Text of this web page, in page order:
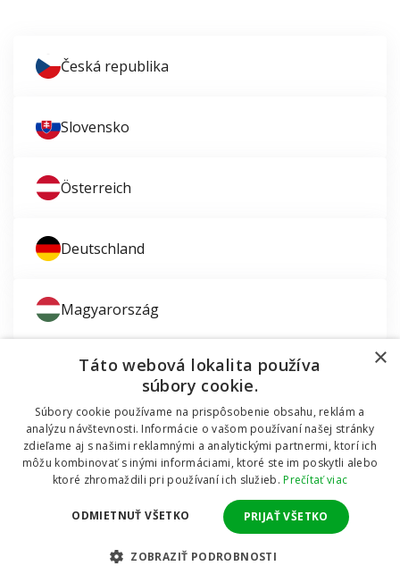
Česká republika
Slovensko
Österreich
Deutschland
Magyarország
© 2011 - 2026 TT HOLDING, a.s. Už 12 rokov vám
pomáhame šetriť peniaze za okná a dvere.Všetky
CMS
Zaujíma vás montáž okien?
Dodávali sme okná do mobilnej chatky
×
Táto webová lokalita používa
súbory cookie.
Súbory cookie používame na prispôsobenie obsahu, reklám a
analýzu návštevnosti. Informácie o vašom používaní našej stránky
zdieľame aj s našimi reklamnými a analytickými partnermi, ktorí ich
môžu kombinovať s inými informáciami, ktoré ste im poskytli alebo
ktoré zhromaždili pri používaní ich služieb.Prečítať viac
PRIJAŤ VŠETKO
ODMIETNUŤ VŠETKO
ZOBRAZIŤ PODROBNOSTI